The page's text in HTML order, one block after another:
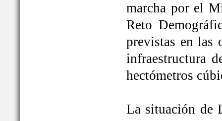
marcha por el
Reto
previstas en las
infraestructura
hectómetros
La situación de